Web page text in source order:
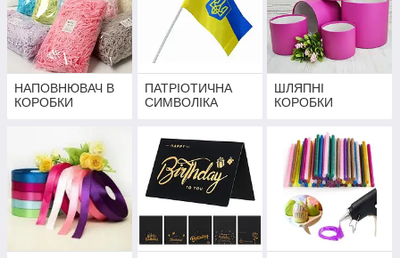
НАПОВНЮВАЧ В
КОРОБКИ
ПАТРІОТИЧНА
СИМВОЛІКА
ШЛЯПНІ
КОРОБКИ